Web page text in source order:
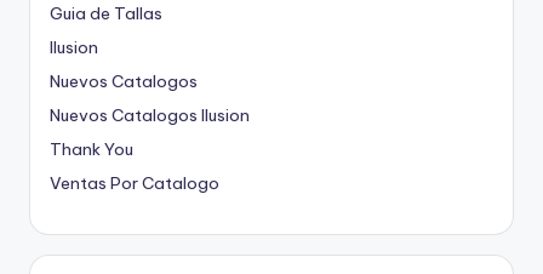
Guia de Tallas
Ilusion
Nuevos Catalogos
Nuevos Catalogos Ilusion
Thank You
Ventas Por Catalogo